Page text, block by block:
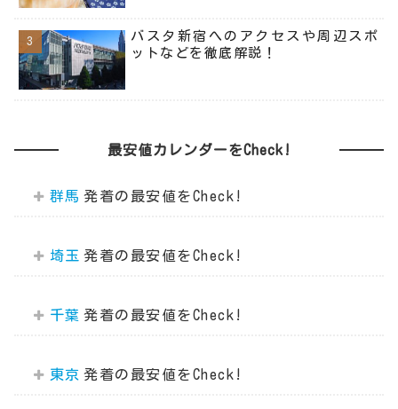
バスタ新宿へのアクセスや周辺スポ
ットなどを徹底解説！
最安値カレンダーをCheck!
群馬
埼玉
千葉
東京